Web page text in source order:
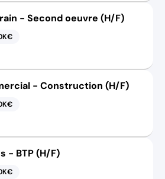
- Second oeuvre (H/F)
- Construction (H/F)
- BTP (H/F)